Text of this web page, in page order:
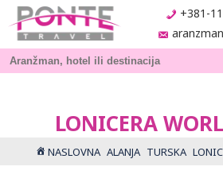
+381-
LONICERA
NASLOVNA ALANJA TURSKA